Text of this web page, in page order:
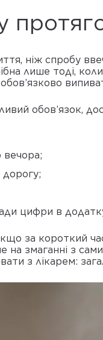
ніж спробу
лише тоді,
обов’язок,
вечора;
цифри в
за короткий
змаганні з
з лікарем: